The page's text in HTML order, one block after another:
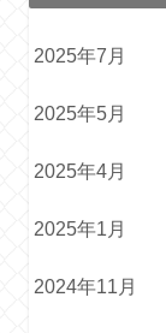
2025年7月
2025年5月
2025年4月
2025年1月
2024年11月